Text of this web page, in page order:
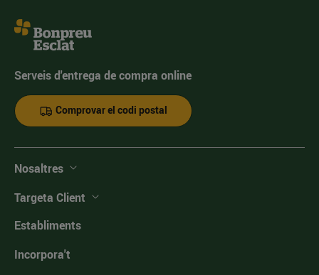
Serveis d'entrega de compra online
Comprovar el codi postal
Nosaltres
Targeta Client
Establiments
Incorpora't